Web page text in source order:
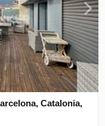
Catalonia,